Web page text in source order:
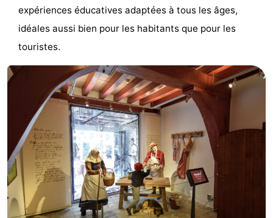
Terrains
de
jeux
Aires
de
intérieures
Bowling
-
Parcours
mini-
golf
Centres
bien-
être
Villages
&
villes
Nature
Visites
guidées
Sports
expériences éducatives adaptées à tous les âges,
idéales aussi bien pour les habitants que pour les
touristes.